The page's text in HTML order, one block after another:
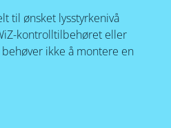
til ønsket lysstyrkenivå
kontrolltilbehøret eller
ikke å montere en